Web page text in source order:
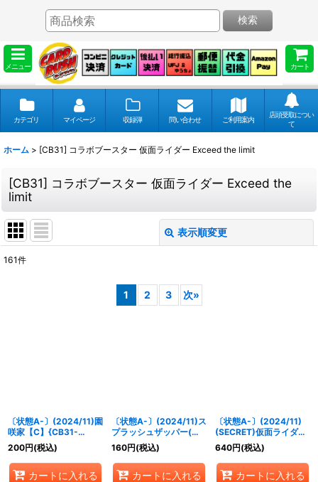
メニュー カート
検索
カテゴリ マイページ 収録弾 問い合わせ ご利用案内
店頭受取につい
て
ホーム > [CB31] コラボブースター 仮面ライダー Exceed the limit
[CB31] コラボブースター 仮面ライダー Exceed the
limit
表示順変更
161件
1 2 3 次»
〔状態A-〕(2024/11)園
咲家【C】{CB31-
RV009}《紫》
200円(税込)
カートに入れる
〔状態A-〕(2024/11)ス
プラッシュザッパー(仮
面ライダーガッチャード
イラスト)【C】{BS44-
096}《青》
160円(税込)
カートに入れる
〔状態A-〕(2024/11)
(SECRET)仮面ライダー
Wサイクロンジョーカー
ゴールドエクストリーム
[3]【X-SEC】{CB31-
X02}《緑》
640円(税込)
カートに入れる